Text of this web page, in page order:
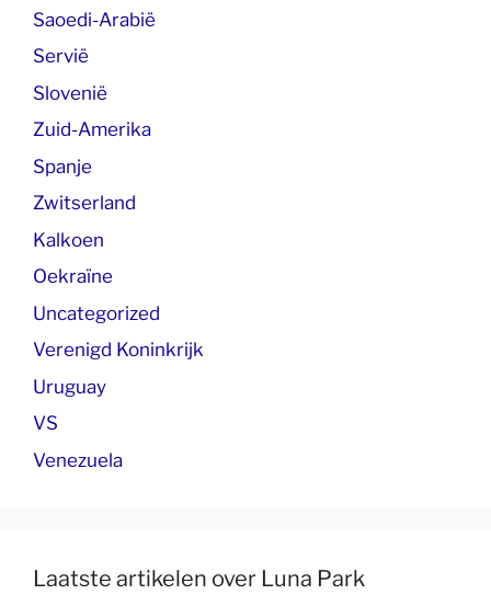
Saoedi-Arabië
Servië
Slovenië
Zuid-Amerika
Spanje
Zwitserland
Kalkoen
Oekraïne
Uncategorized
Verenigd Koninkrijk
Uruguay
VS
Venezuela
Laatste artikelen over Luna Park